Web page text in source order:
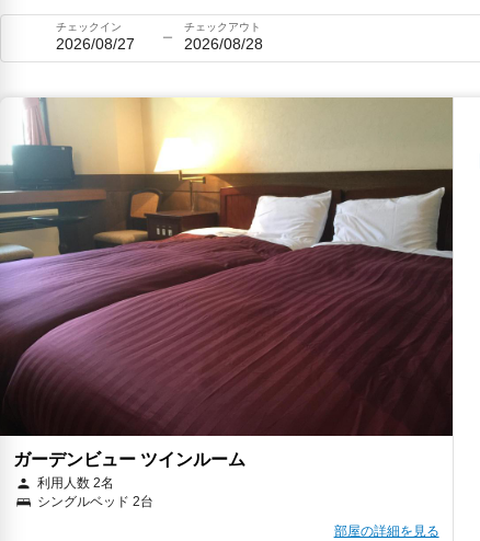
チェックイン
2026/08/27
チェックアウト
2026/08/28
ガーデンビュー ツインルーム
利用人数 2名
シングルベッド 2台
部屋の詳細を見る